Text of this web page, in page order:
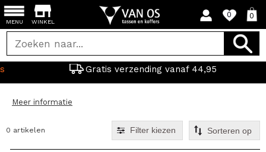
WINKEL
0 0
Gratis verzending vanaf 44,95
MENU
Meer informatie
0 artikelen Filter kiezen